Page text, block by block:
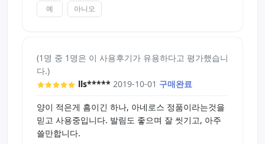
만, 윤활기능은 어느정도 유지가 되는 듯 합니다.
이외의 냄새, 발림, 세정 등의 특징은 다른 사용자 분
예 아니오
(1명 중 1명은 이 사용후기가 유용하다고 평가했습니
다.)
lls***** 2019-10-01 구매완료
양이 적은게 흠이긴 하나, 아네로스 정품이라는것을
믿고 사용중입니다. 발림도 좋으며 잘 씻기고, 아주
쓸만합니다.